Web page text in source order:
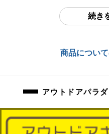
orb-2304173239-cm-081511711
東京都江戸川区中葛西6-10-15 2F
続き
商品につい
アウトドアパラ